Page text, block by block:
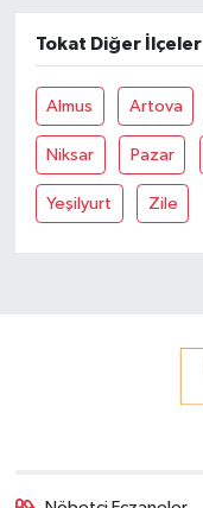
Tokat Diğer İlçeler
Almus Artova
Niksar Pazar
Yeşilyurt Zile